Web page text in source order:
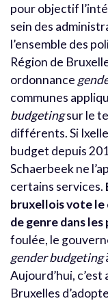
pour objectif
sein des
l’ensemble des
Région de
ordonnance
communes
budgetingsur le
différents. Si
budget depuis
Schaerbeek ne
certains services.
bruxellois vote le
de genre dans
foulée, le
gender budgeting
Aujourd’hui,
Bruxelles